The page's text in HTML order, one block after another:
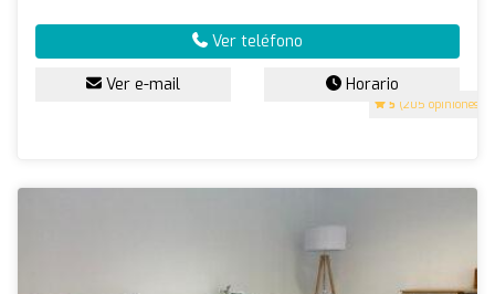
5 (205 opiniones)
Ver teléfono
Ver e-mail Horario